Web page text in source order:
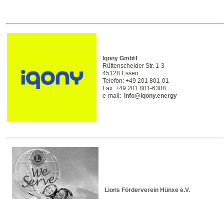
Iqony GmbH
Rüttenscheider Str. 1-3
45128 Essen
Telefon: +49 201 801-01
Fax: +49 201 801-6388
e-mail: info@iqony.energy
Lions Förderverein Hünxe e.V.